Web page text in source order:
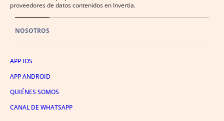
proveedores de datos contenidos en Invertia.
NOSOTROS
APP IOS
APP ANDROID
QUIÉNES SOMOS
CANAL DE WHATSAPP